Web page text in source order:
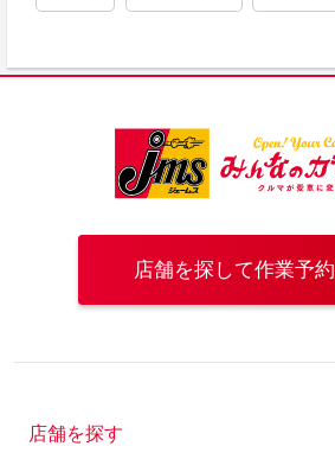
店舗を探して作業予
店舗を探す